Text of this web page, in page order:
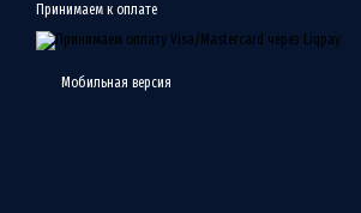
Принимаем к оплате
Мобильная версия